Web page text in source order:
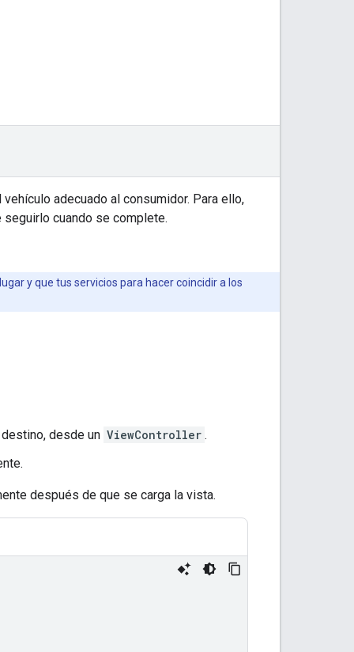
adecuado al consumidor. Para ello,
cuando se complete.
y que tus servicios para hacer coincidir a los
desde un ViewController .
después de que se carga la vista.